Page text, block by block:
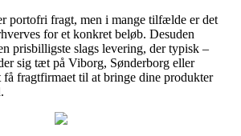
portofri fragt, men i mange tilfælde er det
for et konkret beløb. Desuden
prisbilligste slags levering, der typisk –
sig tæt på Viborg, Sønderborg eller
fragtfirmaet til at bringe dine produkter